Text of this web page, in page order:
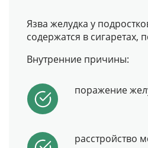
Язва желудка у
содержатся в
Внутренние причины:
поражение
расстройство